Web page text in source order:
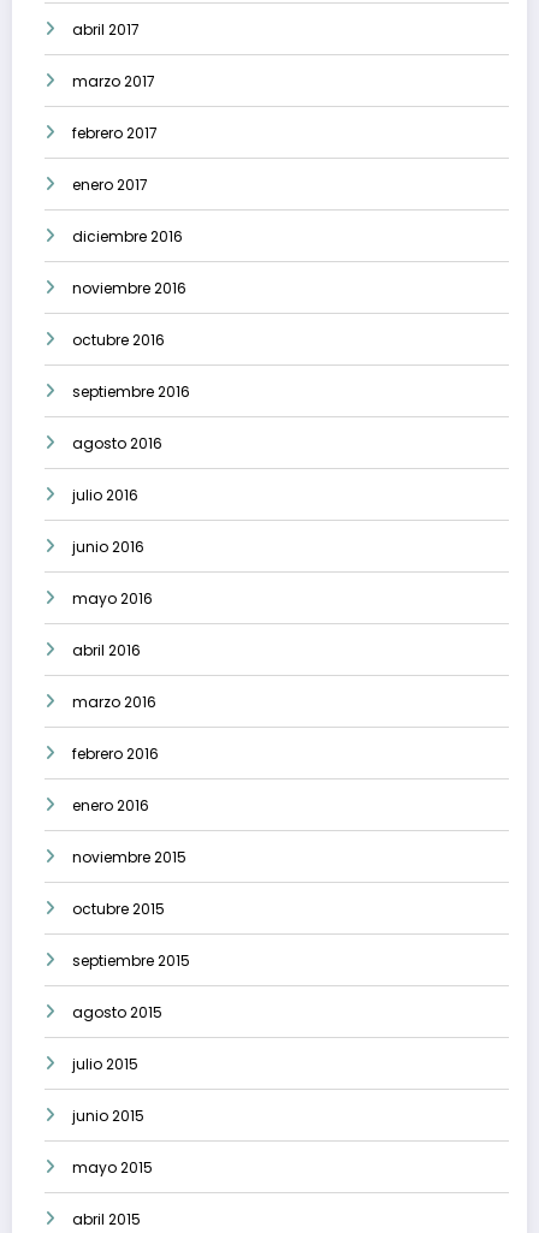
abril 2017
marzo 2017
febrero 2017
enero 2017
diciembre 2016
noviembre 2016
octubre 2016
septiembre 2016
agosto 2016
julio 2016
junio 2016
mayo 2016
abril 2016
marzo 2016
febrero 2016
enero 2016
noviembre 2015
octubre 2015
septiembre 2015
agosto 2015
julio 2015
junio 2015
mayo 2015
abril 2015